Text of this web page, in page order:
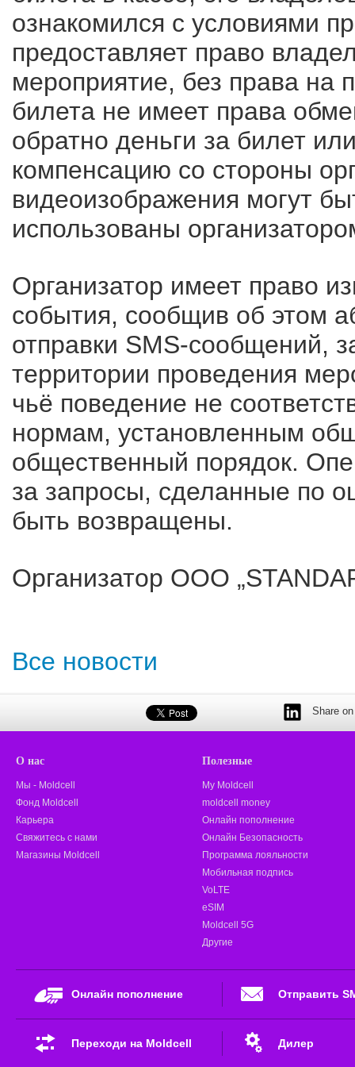
ознакомился с условиями
предоставляет право
мероприятие, без права на
билета не имеет права
обратно деньги за билет
компенсацию со стороны
видеоизображения могут
использованы
Организатор имеет право
события, сообщив об этом
отправки SMS-сообщений,
территории проведения
чьё поведение не
нормам, установленным
общественный порядок.
за запросы, сделанные по
быть возвращены.
Организатор ООО
Все новости
Share
О нас
Мы - Moldcell
Фонд Moldcell
Карьера
Свяжитесь с нами
Магазины Moldcell
Полезные
My Moldcell
moldcell money
Онлайн пополнение
Онлайн Безопасность
Программа лояльности
Мобильная подпись
VoLTE
eSIM
Moldcell 5G
Другие
Онлайн пополнение Отправить
Переходи на Moldcell Дилер